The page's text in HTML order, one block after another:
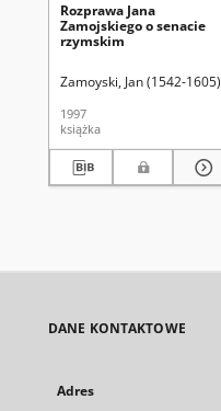
Rozprawa Jana
Zamojskiego o senacie
rzymskim
Zamoyski, Jan (1542-1605)
1997
książka
DANE KONTAKTOWE
Adres